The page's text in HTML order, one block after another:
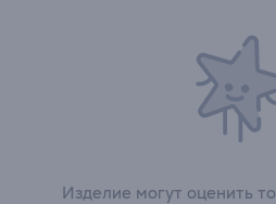
Изделие могут оценить